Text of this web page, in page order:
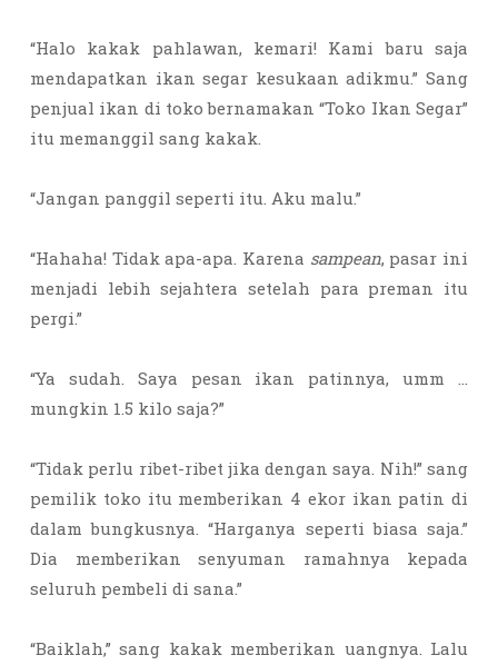
“Halo kakak pahlawan, kemari! Kami baru saja
mendapatkan ikan segar kesukaan adikmu.” Sang
penjual ikan di toko bernamakan “Toko Ikan Segar”
itu memanggil sang kakak.
“Jangan panggil seperti itu. Aku malu.”
“Hahaha! Tidak apa-apa. Karena sampean, pasar ini
menjadi lebih sejahtera setelah para preman itu
pergi.”
“Ya sudah. Saya pesan ikan patinnya, umm …
mungkin 1.5 kilo saja?”
“Tidak perlu ribet-ribet jika dengan saya. Nih!” sang
pemilik toko itu memberikan 4 ekor ikan patin di
dalam bungkusnya. “Harganya seperti biasa saja.”
Dia memberikan senyuman ramahnya kepada
seluruh pembeli di sana.”
“Baiklah,” sang kakak memberikan uangnya. Lalu